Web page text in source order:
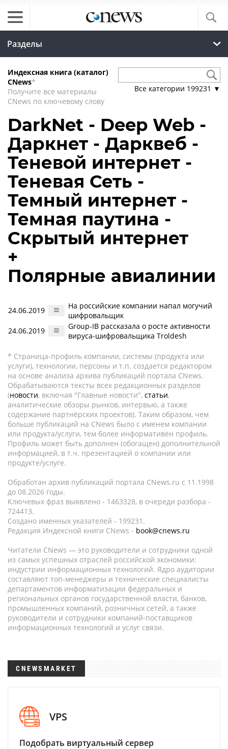
Разделы
Индексная книга (каталог)
CNews*
Получите все материалы
CNews по ключевому слову
Все категории 199231 ▼
DarkNet - Deep Web -
Даркнет - Дарквеб -
Теневой интернет -
Теневая Сеть -
Темный интернет -
Темная паутина -
Скрытый интернет
+
Полярные авиалинии
24.06.2019
На российские компании напал могучий
шифровальщик
24.06.2019
Group-IB рассказала о росте активности
вируса-шифровальщика Troldesh
* Страница-профиль компании, системы (продукта или
услуги), технологии, персоны и т.п. создается редактором
на основе анализа архива публикаций портала CNews.
Обрабатываются тексты всех редакционных разделов
(новости, включая "Главные новости", статьи,
аналитические обзоры рынков, интервью, а также
содержание партнёрских проектов). Таким образом, чем
больше публикаций на CNews было с именем компании
или продукта/услуги, тем более информативен профиль.
Профиль может быть дополнен (обогащен) дополнительной
информацией, в т.ч. презентацией о компании или
продукте/услуге.
Обработан архив публикаций портала CNews.ru c 11.1998
до 08.2026 годы.
Ключевых фраз выявлено - 1463328, в очереди разбора -
724413.
Создано именных указателей - 199231.
Редакция Индексной книги CNews - book@cnews.ru
Читатели CNews — это руководители и сотрудники одной
из самых успешных отраслей российской экономики:
индустрии информационных технологий. Ядро аудитории
составляют топ-менеджеры и технические специалисты
департаментов информатизации федеральных и
региональных органов государственной власти, банков,
промышленных компаний, розничных сетей, а также
руководители и сотрудники компаний-поставщиков
информационных технологий и услуг связи.
CNEWSMARKET
VPS
Подобрать виртуальный сервер